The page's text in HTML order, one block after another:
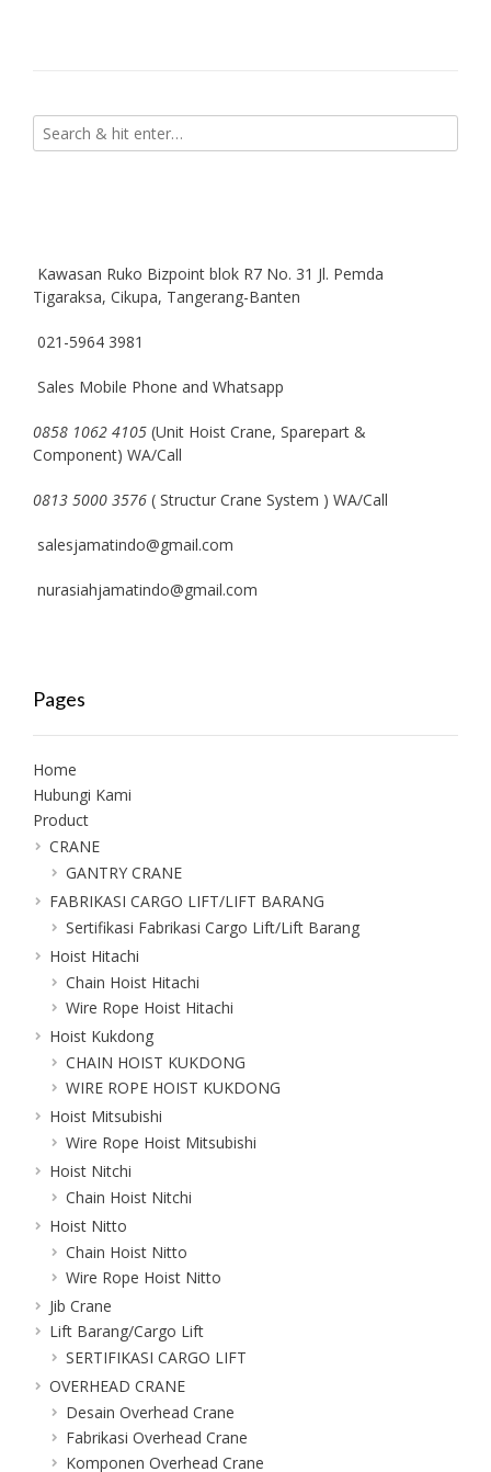
Kawasan Ruko Bizpoint blok R7 No. 31 Jl. Pemda
Tigaraksa, Cikupa, Tangerang-Banten
021-5964 3981
Sales Mobile Phone and Whatsapp
0858 1062 4105 (Unit Hoist Crane, Sparepart &
Component) WA/Call
0813 5000 3576 ( Structur Crane System ) WA/Call
salesjamatindo@gmail.com
nurasiahjamatindo@gmail.com
Pages
Home
Hubungi Kami
Product
CRANE
GANTRY CRANE
FABRIKASI CARGO LIFT/LIFT BARANG
Sertifikasi Fabrikasi Cargo Lift/Lift Barang
Hoist Hitachi
Chain Hoist Hitachi
Wire Rope Hoist Hitachi
Hoist Kukdong
CHAIN HOIST KUKDONG
WIRE ROPE HOIST KUKDONG
Hoist Mitsubishi
Wire Rope Hoist Mitsubishi
Hoist Nitchi
Chain Hoist Nitchi
Hoist Nitto
Chain Hoist Nitto
Wire Rope Hoist Nitto
Jib Crane
Lift Barang/Cargo Lift
SERTIFIKASI CARGO LIFT
OVERHEAD CRANE
Desain Overhead Crane
Fabrikasi Overhead Crane
Komponen Overhead Crane